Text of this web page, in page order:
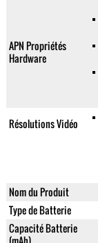
APN Propriétés
Hardware
Résolutions Vidéo
Nom du Produit
Type de Batterie
Capacité Batterie